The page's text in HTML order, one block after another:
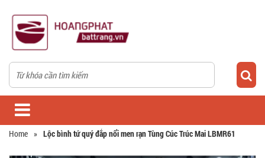
Home » Lộc bình tứ quý đắp nổi men rạn Tùng Cúc Trúc Mai LBMR61